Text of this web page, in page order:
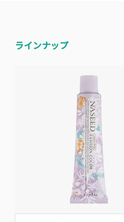
ラインナップ